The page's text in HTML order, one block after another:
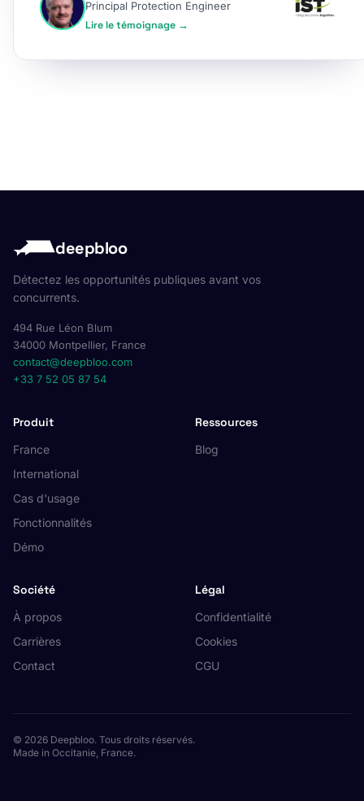
Principal Protection Engineer
Lire le témoignage →
deepbloo
Détectez les opportunités publiques avant vos
concurrents.
494 Rue Léon Blum
34000 Montpellier, France
contact@deepbloo.com
+33 7 52 05 87 54
Produit
France
International
Cas d'usage
Fonctionnalités
Démo
Ressources
Blog
Société
À propos
Carrières
Contact
Légal
Confidentialité
Cookies
CGU
© 2026 Deepbloo. Tous droits réservés.
Made in Occitanie, France.